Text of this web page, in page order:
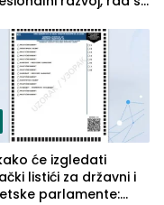
građanima
će izgledati
listići za državni i
parlamente: